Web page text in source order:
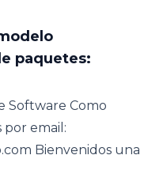
paquetes:
Software Como
por email:
Bienvenidos una